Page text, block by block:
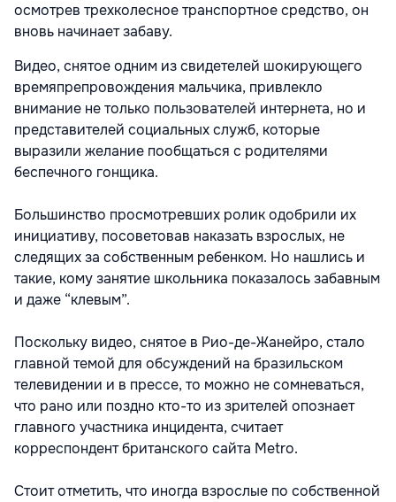
осмотрев трехколесное транспортное средство, он
вновь начинает забаву.
Видео, снятое одним из свидетелей шокирующего
времяпрепровождения мальчика, привлекло
внимание не только пользователей интернета, но и
представителей социальных служб, которые
выразили желание пообщаться с родителями
беспечного гонщика.
Большинство просмотревших ролик одобрили их
инициативу, посоветовав наказать взрослых, не
следящих за собственным ребенком. Но нашлись и
такие, кому занятие школьника показалось забавным
и даже “клевым”.
Поскольку видео, снятое в Рио-де-Жанейро, стало
главной темой для обсуждений на бразильском
телевидении и в прессе, то можно не сомневаться,
что рано или поздно кто-то из зрителей опознает
главного участника инцидента, считает
корреспондент британского сайта Metro.
Стоит отметить, что иногда взрослые по собственной